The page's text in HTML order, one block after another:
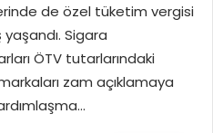
de özel tüketim vergisi
Sigara
ÖTV tutarlarındaki
zam açıklamaya